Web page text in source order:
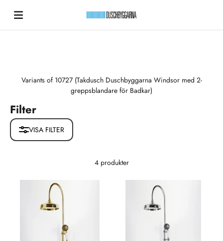
Duschbyggarna New
Variants of 10727 (Takdusch Duschbyggarna Windsor med 2-
greppsblandare för Badkar)
Filter
VISA FILTER
4 produkter